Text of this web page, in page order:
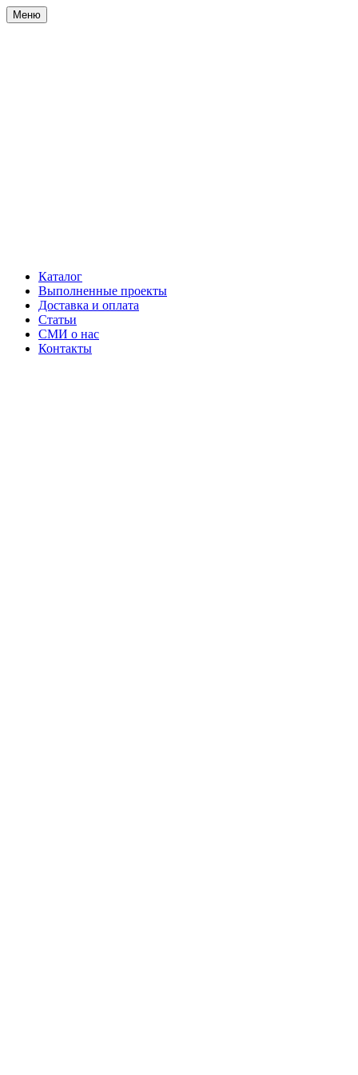
Меню
Каталог
Выполненные проекты
Доставка и оплата
Статьи
СМИ о нас
Контакты